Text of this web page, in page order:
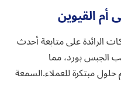
القيوين
الرائدة على متابعة أحدث
الجبس بورد، مما
مبتكرة للعملاء.السمعة